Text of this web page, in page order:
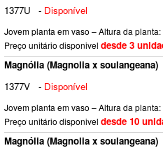
1377U
- Disponível
Jovem planta em vaso – Altura da planta:
Preço unitário disponivel desde 3
Magnólia (Magnolia x soulangeana)
1377V
- Disponível
Jovem planta em vaso – Altura da planta:
Preço unitário disponivel desde 10
Magnólia (Magnolia x soulangeana)